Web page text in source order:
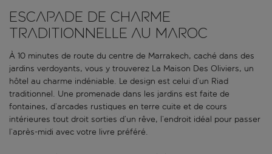
Escapade de charme
traditionnelle au Maroc
À 10 minutes de route du centre de Marrakech, caché dans des
jardins verdoyants, vous y trouverez La Maison Des Oliviers, un
hôtel au charme indéniable. Le design est celui d’un Riad
traditionnel. Une promenade dans les jardins est faite de
fontaines, d’arcades rustiques en terre cuite et de cours
intérieures tout droit sorties d’un rêve, l’endroit idéal pour passer
l’après-midi avec votre livre préféré.